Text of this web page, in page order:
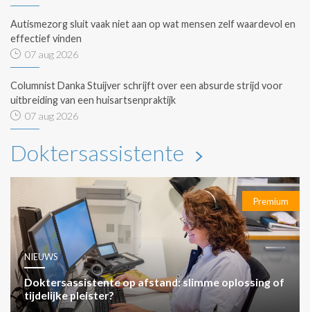
Autismezorg sluit vaak niet aan op wat mensen zelf waardevol en
effectief vinden
07 aug 2026
Columnist Danka Stuijver schrijft over een absurde strijd voor
uitbreiding van een huisartsenpraktijk
07 aug 2026
Doktersassistente
Premium
NIEUWS
Doktersassistente op afstand: slimme oplossing of
tijdelijke pleister?